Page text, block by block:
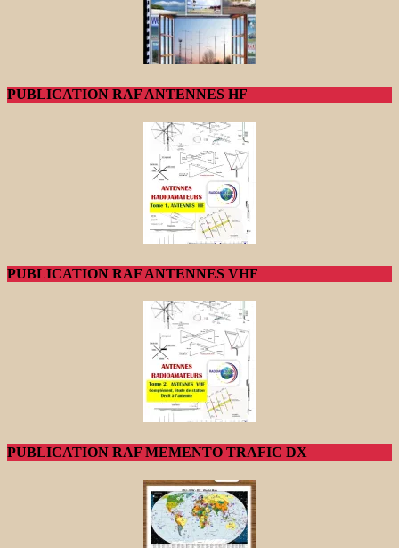
PUBLICATION RAF ANTENNES HF
PUBLICATION RAF ANTENNES VHF
PUBLICATION RAF MEMENTO TRAFIC DX